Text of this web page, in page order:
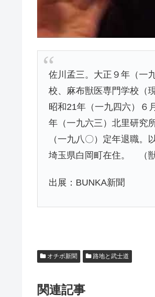
佐川孟三。大正９年（一
校、麻布獣医専門学校（
昭和21年（一九四六）６
年（一九六三）北里研究
（一九八〇）定年退職。
埼玉県白岡町在住。 （獣
出展：BUNKA新聞
オチボ新聞 路地と武士道
関連記事